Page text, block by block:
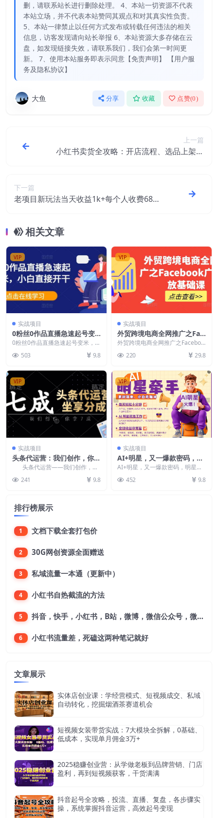
删，请联系站长进行删除处理。 4、本站一切资源不代表
本站立场，并不代表本站赞同其观点和对其真实性负责。
5、本站一律禁止以任何方式发布或转载任何违法的相关
信息，访客发现请向站长举报 6、本站资源大多存储在云
盘，如发现链接失效，请联系我们，我们会第一时间更
新。 7、使用本站服务即表示同意【免责声明】 【用户服
务及隐私协议】
大鱼 分享 收藏 点赞(0)
上一篇
小红书卖货全攻略：开店流程、选品上架、
下一篇
老项目新玩法当天收益1k+每个人收费68
相关文章
VIP
实战项目
0粉丝0作品直播急速起号变
米，小白直接开干
0粉丝0作品直播急速起号变米，小
开播如何快速...
503 9.8
VIP
实战项目
外贸跨境电商全网推广之Fac
ebook广告投放基础课
外贸跨境电商全网推广之Faceboo
【Face...
220 29.8
VIP
实战项目
头条代运营：我们创作，你拿
7成，简单操作，坐享分成
头条代运营——我们创作，你
241 9.8
VIP
实战项目
AI+明星，又一爆款密码，明
星本来就够火爆，再加上AI
，就是王炸，牵小手，这个
绝…
AI+明星，又一爆款密码，明星本
炸，牵小手，这个...
452 9.8
排行榜展示
1 文档下载全套打包价
2 30G网创资源全面赠送
3 私域流量一本通（更新中）
4 小红书自热截流的方法
5 抖音，快手，小红书，B站，微博，微信公众号，微信视频号。每一个平台，都是不一样的机会，对应不一样的赚钱思路
6 小红书流量差，死磕这两种笔记就好
文章展示
实体店创业课：学经营模式、短视频成交、私域
自动转化，挖掘烟酒茶赛道机会
短视频女装带货实战：7大模块全拆解，0基础、
低成本，实现单月佣金3万+
2025稳赚创业营：从学做老板到品牌营销、门店
盈利，再到短视频获客，干货满满
抖音起号全攻略，投流、直播、复盘，各步骤实
操，系统掌握抖音运营，高效起号变现